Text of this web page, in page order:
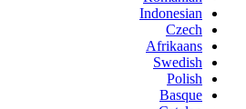
Indonesian
Czech
Afrikaans
Swedish
Polish
Basque